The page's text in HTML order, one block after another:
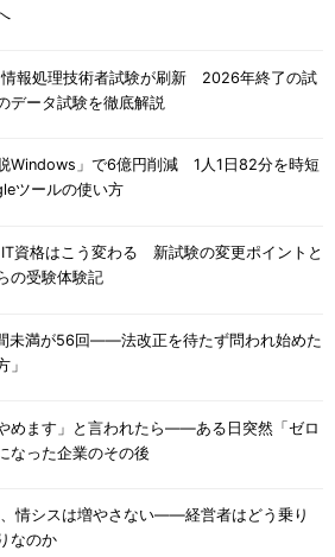
報処理技術者試験が刷新 2026年終了の試
データ試験を徹底解説
Windows」で6億円削減 1人1日82分を時短
ツールの使い方
資格はこう変わる 新試験の変更ポイントと
の受験体験記
未満が56回――法改正を待たず問われ始めた
」
やめます」と言われたら――ある日突然「ゼロ
なった企業のその後
情シスは増やさない――経営者はどう乗り
なのか